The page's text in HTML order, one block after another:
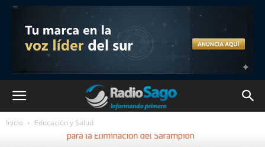
Inicio Educación y Salud